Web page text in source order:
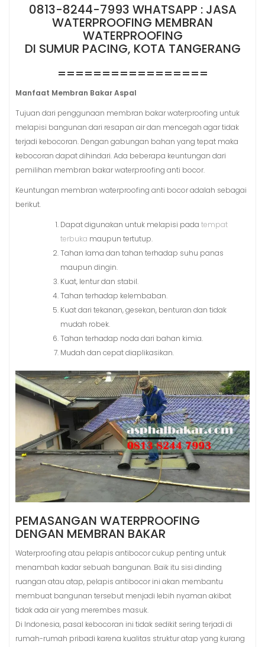
0813-8244-7993 WHATSAPP : JASA
WATERPROOFING MEMBRAN
WATERPROOFING
DI SUMUR PACING, KOTA TANGERANG
=================
Manfaat Membran Bakar Aspal
Tujuan dari penggunaan membran bakar waterproofing untuk
melapisi bangunan dari resapan air dan mencegah agar tidak
terjadi kebocoran. Dengan gabungan bahan yang tepat maka
kebocoran dapat dihindari. Ada beberapa keuntungan dari
pemilihan membran bakar waterproofing anti bocor.
Keuntungan membran waterproofing anti bocor adalah sebagai
berikut.
Dapat digunakan untuk melapisi pada tempat
terbuka maupun tertutup.
Tahan lama dan tahan terhadap suhu panas
maupun dingin.
Kuat, lentur dan stabil.
Tahan terhadap kelembaban.
Kuat dari tekanan, gesekan, benturan dan tidak
mudah robek.
Tahan terhadap noda dari bahan kimia.
Mudah dan cepat diaplikasikan.
PEMASANGAN WATERPROOFING
DENGAN MEMBRAN BAKAR
Waterproofing atau pelapis antibocor cukup penting untuk
menambah kadar sebuah bangunan. Baik itu sisi dinding
ruangan atau atap, pelapis antibocor ini akan membantu
membuat bangunan tersebut menjadi lebih nyaman akibat
tidak ada air yang merembes masuk.
Di Indonesia, pasal kebocoran ini tidak sedikit sering terjadi di
rumah-rumah pribadi karena kualitas struktur atap yang kurang